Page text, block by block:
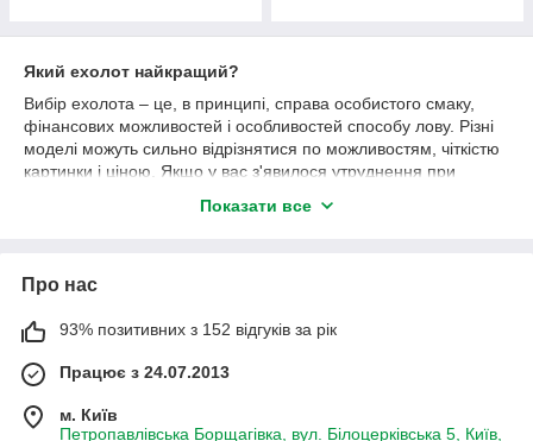
Який ехолот найкращий?
Вибір ехолота – це, в принципі, справа особистого смаку,
фінансових можливостей і особливостей способу лову. Різні
моделі можуть сильно відрізнятися по можливостям, чіткістю
картинки і ціною. Якщо у вас з'явилося утруднення при
проконсультуємо! Вам варто визначитися з кількома речами:
В який час року збираєтеся рибалити
Ціна, яка буде «по кишені»
На яких водоймах і яку рибу ви збираєтесь ловити
В принципі, якщо ви вже визначилися, що ехолот вам
потрібен, придбати потрібну модель – справа нескладна. Ми
Показати все
Про нас
93% позитивних з 152 відгуків за рік
Працює з 24.07.2013
м. Київ
Петропавлівська Борщагівка, вул. Білоцерківська 5, Київ,